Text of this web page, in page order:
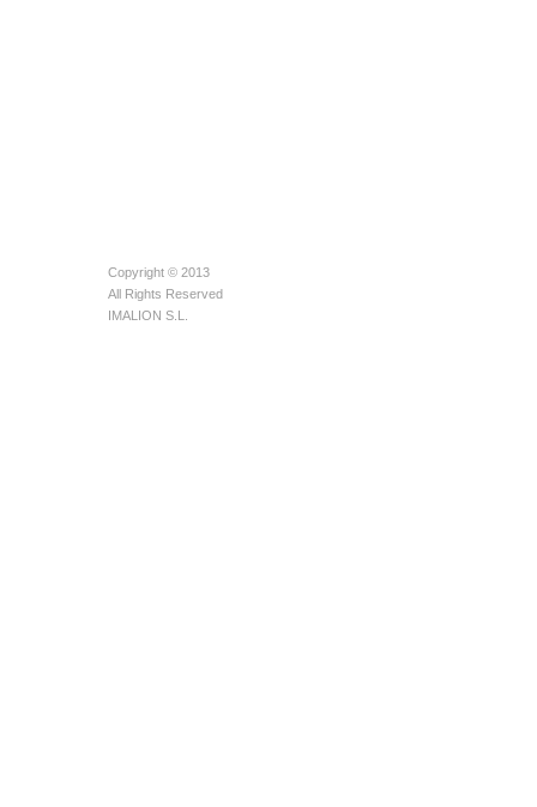
Copyright © 2013
All Rights Reserved
IMALION S.L.